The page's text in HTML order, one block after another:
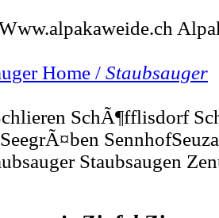
Home / Staubsauger
SchÃ¶fflisdorf
Staubsaugen